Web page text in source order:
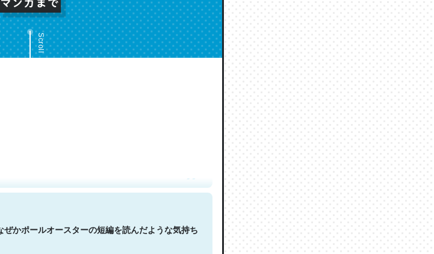
Scroll
だろうなと凄く思う。英語少しでも読める人は原文
Fucking Go. Then Covid hit. Shit.
かポールオースターの短編を読んだような気持ち
・ヌートバー